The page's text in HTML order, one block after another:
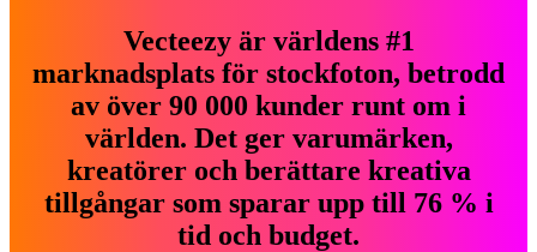
Vecteezy är världens #1
marknadsplats för stockfoton, betrodd
av över 90 000 kunder runt om i
världen. Det ger varumärken,
kreatörer och berättare kreativa
tillgångar som sparar upp till 76 % i
tid och budget.